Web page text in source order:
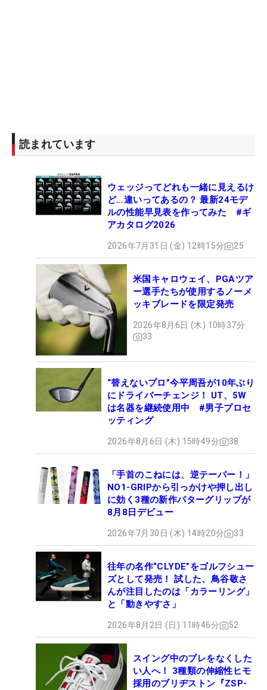
読まれています
ウェッジってどれも一緒に見えるけ
ど…違いってあるの？ 最新24モデ
ルの性能早見表を作ってみた #ギ
アカタログ2026
2026年7月31日 (金) 12時15分 25
米国キャロウェイ、PGAツア
ー選手たちが使用するノーメ
ッキブレードを限定発売
2026年8月6日 (木) 10時37分
33
“替えないプロ”今平周吾が10年ぶり
にドライバーチェンジ！ UT、5W
は名器を継続使用中 #男子プロセ
ッティング
2026年8月6日 (木) 15時49分 38
「手首のこねには、逆テーパー！」
NO1-GRIPから引っかけや押し出し
に効く3種の新作パターグリップが
8月8日デビュー
2026年7月30日 (木) 14時20分 33
往年の名作“CLYDE”をゴルフシュー
ズとして発売！ 試した、鳥谷敬さ
んが注目したのは「カラーリング」
と「動きやすさ」
2026年8月2日 (日) 11時46分 52
スイング中のブレをなくした
い人へ！ 3種類の伸縮性ヒモ
採用のブリヂストン『ZSP-